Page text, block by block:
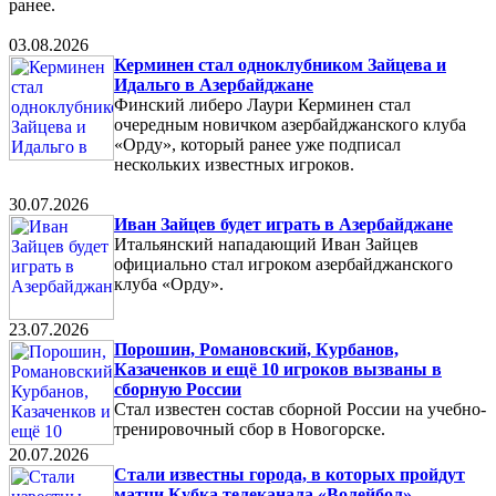
ранее.
03.08.2026
Керминен стал одноклубником Зайцева и
Идальго в Азербайджане
Финский либеро Лаури Керминен стал
очередным новичком азербайджанского клуба
«Орду», который ранее уже подписал
нескольких известных игроков.
30.07.2026
Иван Зайцев будет играть в Азербайджане
Итальянский нападающий Иван Зайцев
официально стал игроком азербайджанского
клуба «Орду».
23.07.2026
Порошин, Романовский, Курбанов,
Казаченков и ещё 10 игроков вызваны в
сборную России
Стал известен состав сборной России на учебно-
тренировочный сбор в Новогорске.
20.07.2026
Стали известны города, в которых пройдут